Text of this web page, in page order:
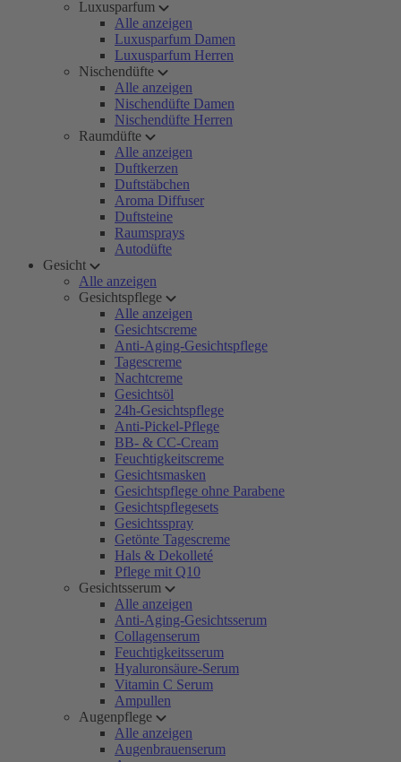
Luxusparfum
Alle anzeigen
Luxusparfum Damen
Luxusparfum Herren
Nischendüfte
Alle anzeigen
Nischendüfte Damen
Nischendüfte Herren
Raumdüfte
Alle anzeigen
Duftkerzen
Duftstäbchen
Aroma Diffuser
Duftsteine
Raumsprays
Autodüfte
Gesicht
Alle anzeigen
Gesichtspflege
Alle anzeigen
Gesichtscreme
Anti-Aging-Gesichtspflege
Tagescreme
Nachtcreme
Gesichtsöl
24h-Gesichtspflege
Anti-Pickel-Pflege
BB- & CC-Cream
Feuchtigkeitscreme
Gesichtsmasken
Gesichtspflege ohne Parabene
Gesichtspflegesets
Gesichtsspray
Getönte Tagescreme
Hals & Dekolleté
Pflege mit Q10
Gesichtsserum
Alle anzeigen
Anti-Aging-Gesichtsserum
Collagenserum
Feuchtigkeitsserum
Hyaluronsäure-Serum
Vitamin C Serum
Ampullen
Augenpflege
Alle anzeigen
Augenbrauenserum